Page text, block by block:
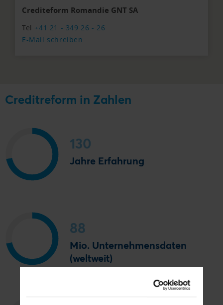
Crediteform Romandie GNT SA
Tel +41 21 - 349 26 - 26
E-Mail schreiben
Creditreform in Zahlen
130
Jahre Erfahrung
88
Mio. Unternehmensdaten
(weltweit)